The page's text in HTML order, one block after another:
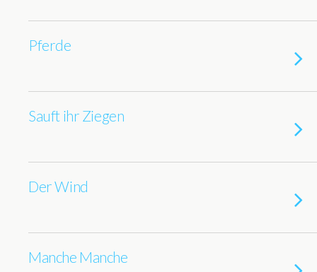
Pferde
Sauft ihr Ziegen
Der Wind
Manche Manche